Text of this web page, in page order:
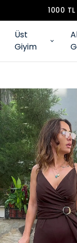
1000
Üst
Giyim